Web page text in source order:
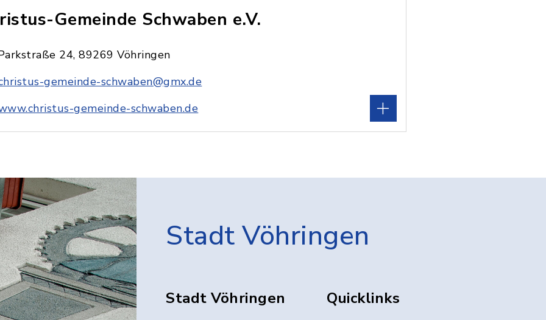
Gemeinde Schwaben e.V.
24, 89269 Vöhringen
gemeinde-schwaben@gmx.de
gemeinde-schwaben.de
Stadt Vöhringen
Stadt Vöhringen Quicklinks